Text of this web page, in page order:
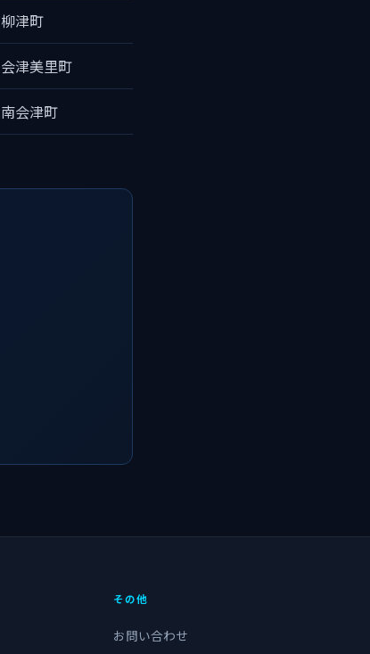
柳津町
会津美里町
南会津町
その他
お問い合わせ